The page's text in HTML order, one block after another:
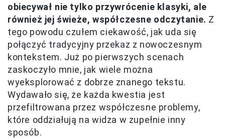
obiecywał nie tylko przywrócenie klasyki, ale
również jej świeże, współczesne odczytanie. Z
tego powodu czułem ciekawość, jak uda się
połączyć tradycyjny przekaz z nowoczesnym
kontekstem. Już po pierwszych scenach
zaskoczyło mnie, jak wiele można
wyeksplorować z dobrze znanego tekstu.
Wydawało się, że każda kwestia jest
przefiltrowana przez współczesne problemy,
które oddziałują na widza w zupełnie inny
sposób.